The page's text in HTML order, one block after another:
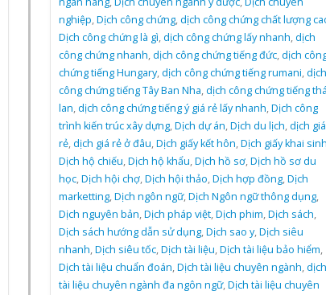
nghiệp,Dịch công chứng,dịch công chứng chất lượng
Dịch công chứng là gì,dịch công chứng lấy nhanh,dịch
công chứng nhanh,dịch công chứng tiếng đức,dịch
chứng tiếng Hungary,dịch công chứng tiếng rumani,dịch
công chứng tiếng Tây Ban Nha,dịch công chứng tiếng
lan,dịch công chứng tiếng ý giá rẻ lấy nhanh,Dịch công
trình kiến trúc xây dựng,Dịch dự án,Dịch du lịch,dịch giá
rẻ,dịch giá rẻ ở đâu,Dịch giấy kết hôn,Dịch giấy khai sinh
Dịch hộ chiếu,Dịch hộ khẩu,Dịch hồ sơ,Dịch hồ sơ du
học,Dịch hội chợ,Dịch hội thảo,Dịch hợp đồng,Dịch
marketting,Dịch ngôn ngữ,Dịch Ngôn ngữ thông dụng,
Dịch nguyên bản,Dịch pháp việt,Dịch phim,Dịch sách,
Dịch sách hướng dẫn sử dụng,Dịch sao y,Dịch siêu
nhanh,Dịch siêu tốc,Dịch tài liệu,Dịch tài liệu bảo hiểm,
Dịch tài liệu chuẩn đoán,Dịch tài liệu chuyên ngành,dịch
tài liệu chuyên ngành đa ngôn ngữ,Dịch tài liệu chuyên